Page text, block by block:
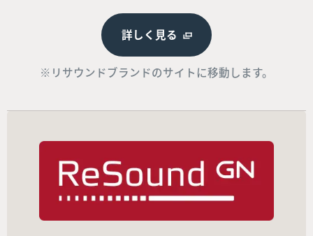
詳しく見る
※リサウンドブランドのサイトに移動します。